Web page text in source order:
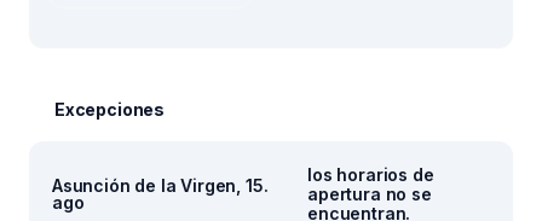
Excepciones
Asunción de la Virgen, 15.
ago
los horarios de
apertura no se
encuentran.